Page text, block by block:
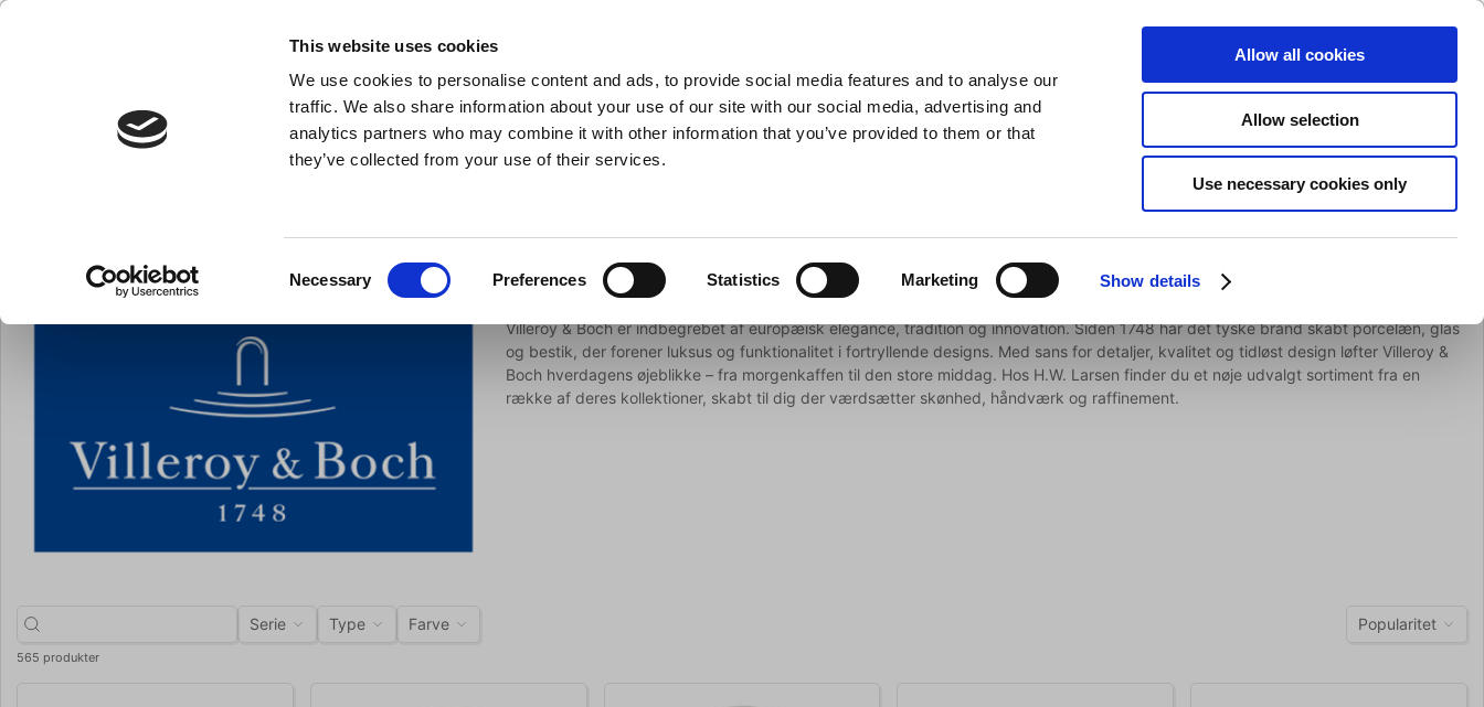
This website uses cookies
We use cookies to personalise content and ads, to provide social media features and to analyse our
traffic. We also share information about your use of our site with our social media, advertising and
analytics partners who may combine it with other information that you’ve provided to them or that
they’ve collected from your use of their services.
Necessary Preferences Statistics Marketing Show details
Allow all cookies
Allow selection
Use necessary cookies only
- Køkkenudstyr til professionelle og entusiaster Søg Indkøbskurv (0)
Køkkenredskaber Gryder & Pander Grill Barudstyr Tilbud Brands Slibning
Villeroy & Boch
Villeroy & Boch er indbegrebet af europæisk elegance, tradition og innovation. Siden 1748 har det tyske brand skabt porcelæn, glas
og bestik, der forener luksus og funktionalitet i fortryllende designs. Med sans for detaljer, kvalitet og tidløst design løfter Villeroy &
Boch hverdagens øjeblikke – fra morgenkaffen til den store middag. Hos H.W. Larsen finder du et nøje udvalgt sortiment fra en
række af deres kollektioner, skabt til dig der værdsætter skønhed, håndværk og raffinement.
Serie Type Farve Popularitet
565 produkter